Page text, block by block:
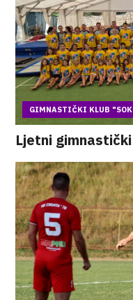
GIMNASTIČKI KLUB
Ljetni